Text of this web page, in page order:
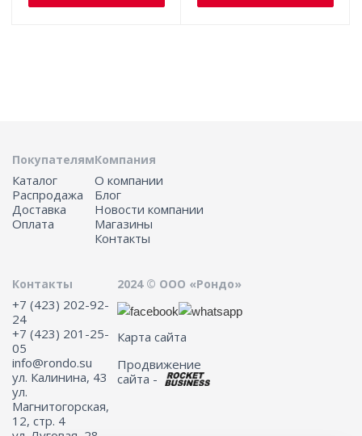
Покупателям
Каталог
Распродажа
Доставка
Оплата
Компания
О компании
Блог
Новости компании
Магазины
Контакты
Контакты
+7 (423) 202-92-
24
+7 (423) 201-25-
05
info@rondo.su
ул. Калинина, 43
ул.
Магнитогорская,
12, стр. 4
2024 © ООО «Рондо»
Карта сайта
Продвижение
сайта -